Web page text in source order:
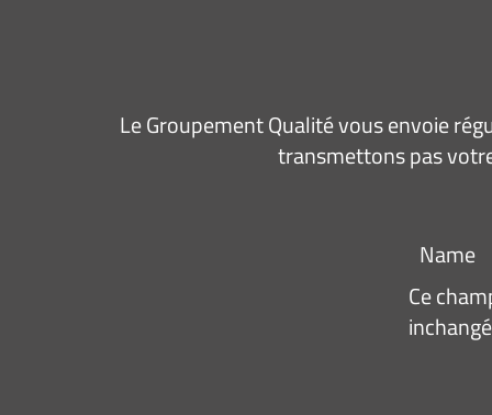
Le Groupement Qualité vous envoie
transmettons pas
Name
Ce